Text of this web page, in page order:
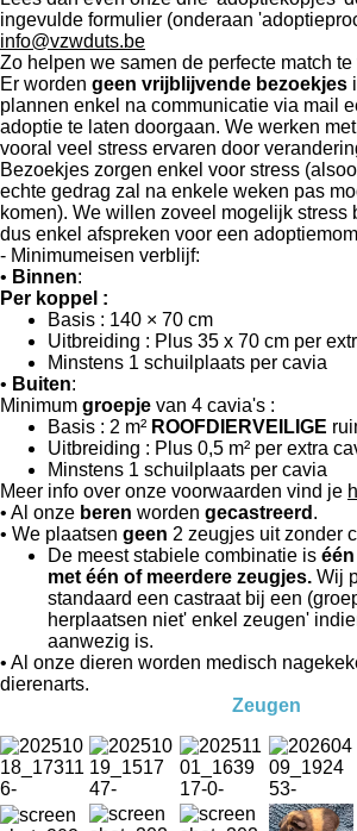
ingevulde formulier (onderaan
info@vzwduts.be
Zo helpen we samen de perfecte match te
Er worden geen vrijblijvende bezoekjes
plannen enkel na communicatie via mail
adoptie te laten doorgaan. We werken
vooral veel stress ervaren door
Bezoekjes zorgen enkel voor stress
echte gedrag zal na enkele weken pas
komen). We willen zoveel mogelijk stress
dus enkel afspreken voor een
- Minimumeisen verblijf:
• Binnen:
Per koppel :
Basis : 140 × 70 cm
Uitbreiding : Plus 35 x 70 cm per
Minstens 1 schuilplaats per cavia
• Buiten:
Minimum groepje van 4 cavia's :
Basis : 2 m² ROOFDIERVEILIGE
Uitbreiding : Plus 0,5 m² per extra
Minstens 1 schuilplaats per cavia
Meer info over onze voorwaarden vind je
• Al onze beren worden gecastreerd .
• We plaatsen geen 2 zeugjes uit zonder
De meest stabiele combinatie is
met één of meerdere zeugjes. Wij
standaard een castraat bij een
herplaatsen niet' enkel zeugen'
aanwezig is.
• Al onze dieren worden medisch
dierenarts.
Zeugen